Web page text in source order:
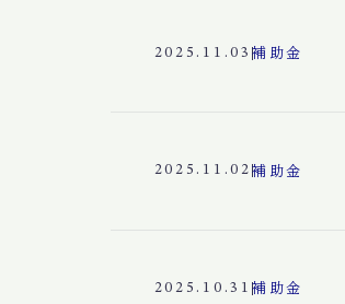
2025.11.03 補助金
2025.11.02 補助金
2025.10.31 補助金